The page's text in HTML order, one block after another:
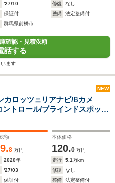
'27/10 修復
なし
保証付 整備
法定整備付
群馬県前橋市
確認・見積依頼
話する
います
NEW
ロッツェリアナビ/Bカメ
トロール/ブラインドスポット
正アルミホイール/スマートキ
額
8 万円
本体価格
120.0 万円
2020年 走行 5.1万km
'27/03 修復
なし
保証付 整備
法定整備付